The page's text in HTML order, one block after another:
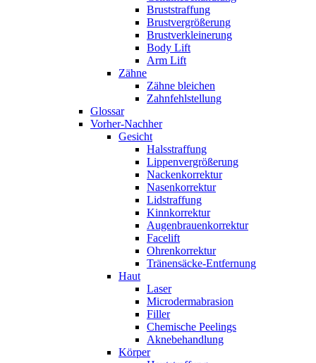
Bruststraffung
Brustvergrößerung
Brustverkleinerung
Body Lift
Arm Lift
Zähne
Zähne bleichen
Zahnfehlstellung
Glossar
Vorher-Nachher
Gesicht
Halsstraffung
Lippenvergrößerung
Nackenkorrektur
Nasenkorrektur
Lidstraffung
Kinnkorrektur
Augenbrauenkorrektur
Facelift
Ohrenkorrektur
Tränensäcke-Entfernung
Haut
Laser
Microdermabrasion
Filler
Chemische Peelings
Aknebehandlung
Körper